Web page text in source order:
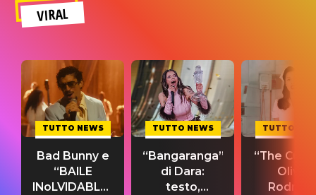
VIRAL
TUTTO NEWS
Bad Bunny e
“BAILE
INoLVIDABLE”:
TUTTO NEWS
“Bangaranga”
di Dara:
testo,
TUTTO
“The
Olivia